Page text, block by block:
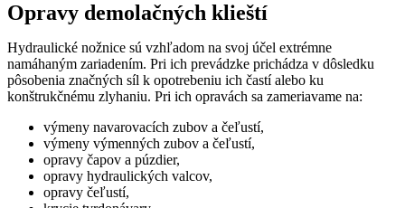
Opravy demolačných klieští
Hydraulické nožnice sú vzhľadom na svoj účel extrémne
namáhaným zariadením. Pri ich prevádzke prichádza v dôsledku
pôsobenia značných síl k opotrebeniu ich častí alebo ku
konštrukčnému zlyhaniu. Pri ich opravách sa zameriavame na:
výmeny navarovacích zubov a čeľustí,
výmeny výmenných zubov a čeľustí,
opravy čapov a púzdier,
opravy hydraulických valcov,
opravy čeľustí,